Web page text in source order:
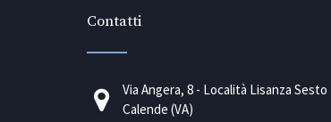
Contatti
Via Angera, 8 - Località Lisanza Sesto
Calende (VA)